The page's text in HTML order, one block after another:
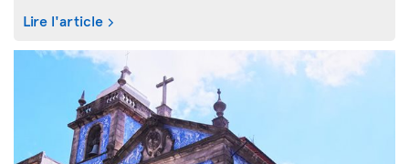
Lire l'article